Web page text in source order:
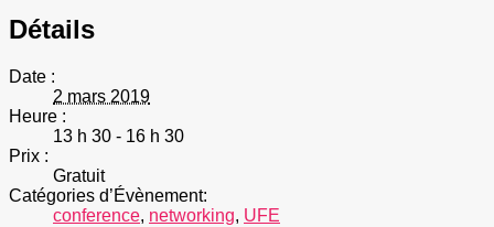
Détails
Date :
2 mars 2019
Heure :
13 h 30 - 16 h 30
Prix :
Gratuit
Catégories d’Évènement:
conference, networking, UFE